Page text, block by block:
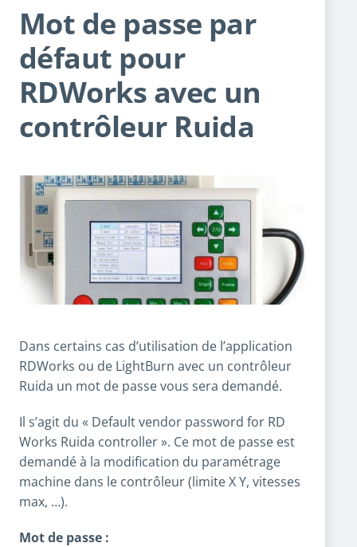
Mot de passe par
défaut pour
RDWorks avec un
contrôleur Ruida
Dans certains cas d’utilisation de l’application
RDWorks ou de LightBurn avec un contrôleur
Ruida un mot de passe vous sera demandé.
Il s’agit du « Default vendor password for RD
Works Ruida controller ». Ce mot de passe est
demandé à la modification du paramétrage
machine dans le contrôleur (limite X Y, vitesses
max, …).
Mot de passe :